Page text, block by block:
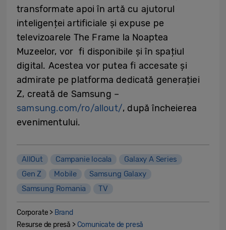
transformate apoi în artă cu ajutorul
inteligenței artificiale și expuse pe
televizoarele The Frame la Noaptea
Muzeelor, vor fi disponibile și în spațiul
digital. Acestea vor putea fi accesate și
admirate pe platforma dedicată generației
Z, creată de Samsung –
samsung.com/ro/allout/, după încheierea
evenimentului.
AllOut Campanie locala
Galaxy A Series
Gen Z
Mobile
Samsung Galaxy
Samsung Romania
TV
Corporate > Brand
Resurse de presă > Comunicate de presă